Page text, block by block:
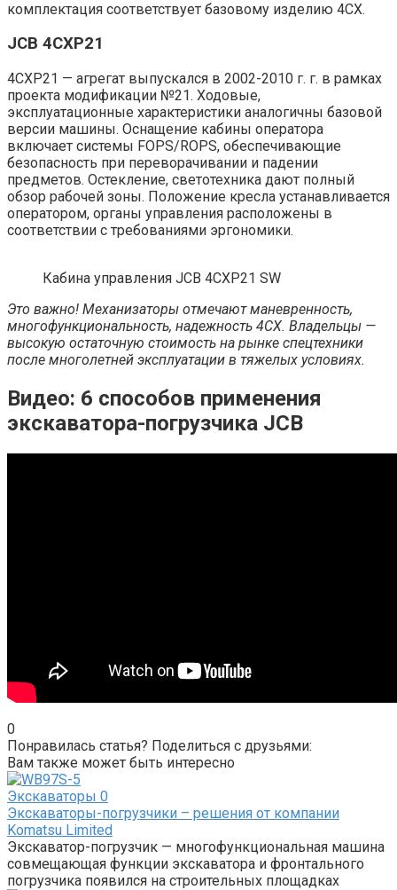
комплектация соответствует базовому изделию 4СХ.
JCB 4CXP21
4CXP21 — агрегат выпускался в 2002-2010 г. г. в рамках
проекта модификации №21. Ходовые,
эксплуатационные характеристики аналогичны базовой
версии машины. Оснащение кабины оператора
включает системы FOPS/ROPS, обеспечивающие
безопасность при переворачивании и падении
предметов. Остекление, светотехника дают полный
обзор рабочей зоны. Положение кресла устанавливается
оператором, органы управления расположены в
соответствии с требованиями эргономики.
Кабина управления JCB 4CXP21 SW
Это важно! Механизаторы отмечают маневренность,
многофункциональность, надежность 4СХ. Владельцы —
высокую остаточную стоимость на рынке спецтехники
после многолетней эксплуатации в тяжелых условиях.
Видео: 6 способов применения
экскаватора-погрузчика JCB
0
Понравилась статья? Поделиться с друзьями:
Вам также может быть интересно
Экскаваторы 0
Экскаваторы-погрузчики – решения от компании
Komatsu Limited
Экскаватор-погрузчик — многофункциональная машина
совмещающая функции экскаватора и фронтального
погрузчика появился на строительных площадках